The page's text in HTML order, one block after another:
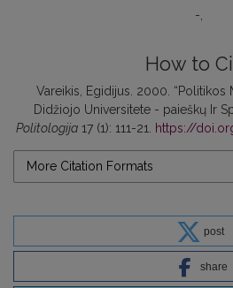
-
How to
Vareikis, Egidijus. 2000. “Politikos
Didžiojo Universitete - paieškų Ir
Politologija17 (1): 111-21. https://
More Citation Formats
post
share